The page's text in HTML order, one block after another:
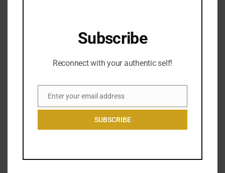
να βελτιώσει την φωνή του,
να απαλλαγεί από φόβους και αναστολές,
όπως ο θυμός, η λύπη, το πένθος και η
αγωνία,
να βρίσκει ευχάριστους και δημιουργικούς
τρόπους για να δώσει φωνή στην ψυχή του.
Subscribe
Reconnect with your authentic self!
Email
Enter your email address
SUBSCRIBE